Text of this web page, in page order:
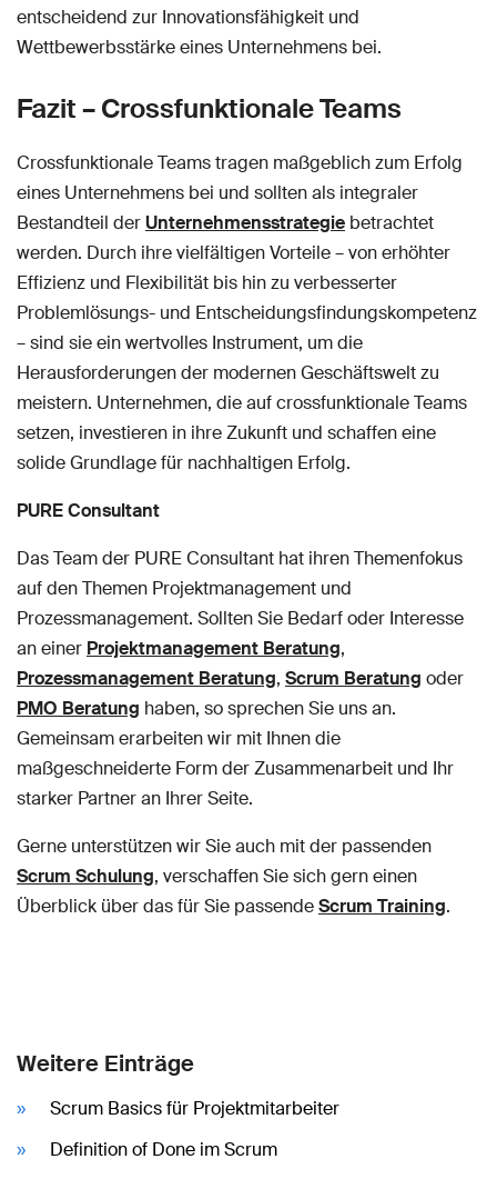
entscheidend zur Innovationsfähigkeit und
Wettbewerbsstärke eines Unternehmens bei.
Fazit – Crossfunktionale Teams
Crossfunktionale Teams tragen maßgeblich zum Erfolg
eines Unternehmens bei und sollten als integraler
Bestandteil derUnternehmensstrategie betrachtet
werden. Durch ihre vielfältigen Vorteile – von erhöhter
Effizienz und Flexibilität bis hin zu verbesserter
Problemlösungs- und Entscheidungsfindungskompetenz
– sind sie ein wertvolles Instrument, um die
Herausforderungen der modernen Geschäftswelt zu
meistern. Unternehmen, die auf crossfunktionale Teams
setzen, investieren in ihre Zukunft und schaffen eine
solide Grundlage für nachhaltigen Erfolg.
PURE Consultant
Das Team der PURE Consultant hat ihren Themenfokus
auf den Themen Projektmanagement und
Prozessmanagement. Sollten Sie Bedarf oder Interesse
an einer Projektmanagement Beratung,
Prozessmanagement Beratung, Scrum Beratung oder
PMO Beratung haben, so sprechen Sie uns an.
Gemeinsam erarbeiten wir mit Ihnen die
maßgeschneiderte Form der Zusammenarbeit und Ihr
starker Partner an Ihrer Seite.
Gerne unterstützen wir Sie auch mit der passenden
Scrum Schulung, verschaffen Sie sich gern einen
Überblick über das für Sie passendeScrum Training.
Weitere Einträge
Scrum Basics für Projektmitarbeiter
Definition of Done im Scrum